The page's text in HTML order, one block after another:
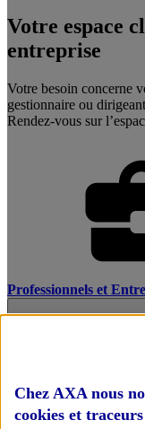
Votre espace
entreprise
Votre besoin concerne
gestionnaire ou
Rendez-vous sur
Professionnels et
Chez AXA nous
cookies et traceurs